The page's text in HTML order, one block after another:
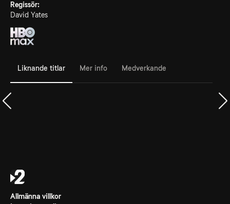
Regissör:
David Yates
Liknande titlar Mer info Medverkande
Allmänna villkor